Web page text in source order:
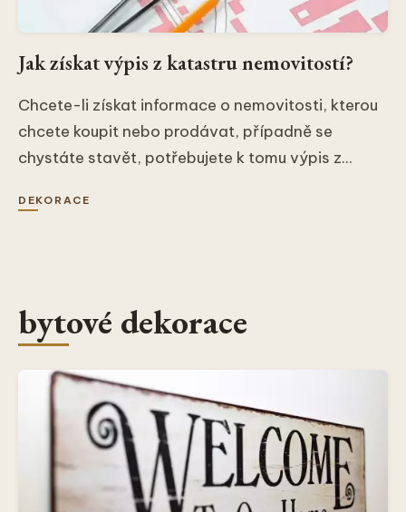
Jak získat výpis z katastru nemovitostí?
Chcete-li získat informace o nemovitosti, kterou
chcete koupit nebo prodávat, případně se
chystáte stavět, potřebujete k tomu výpis z...
DEKORACE
bytové dekorace